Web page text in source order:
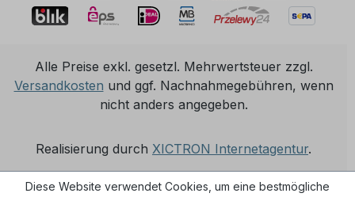
technische Systeme zur Wasseraufbereitung.
Was unterscheidet diese Variante von größeren
flexibleren Einsatz konzipiert.
Alle Preise exkl. gesetzl. Mehrwertsteuer zzgl.
Versandkosten und ggf. Nachnahmegebühren, wenn
nicht anders angegeben.
Realisierung durch XICTRON Internetagentur.
Diese Website verwendet Cookies, um eine bestmögliche